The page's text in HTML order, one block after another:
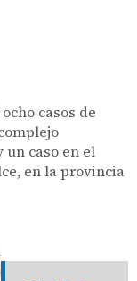
casos de
caso en el
en la provincia